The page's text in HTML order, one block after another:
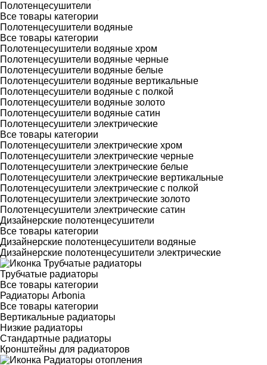
Полотенцесушители
Все товары категории
Полотенцесушители водяные
Все товары категории
Полотенцесушители водяные хром
Полотенцесушители водяные черные
Полотенцесушители водяные белые
Полотенцесушители водяные вертикальные
Полотенцесушители водяные с полкой
Полотенцесушители водяные золото
Полотенцесушители водяные сатин
Полотенцесушители электрические
Все товары категории
Полотенцесушители электрические хром
Полотенцесушители электрические черные
Полотенцесушители электрические белые
Полотенцесушители электрические вертикальные
Полотенцесушители электрические с полкой
Полотенцесушители электрические золото
Полотенцесушители электрические сатин
Дизайнерские полотенцесушители
Все товары категории
Дизайнерские полотенцесушители водяные
Дизайнерские полотенцесушители электрические
Трубчатые радиаторы
Все товары категории
Радиаторы Arbonia
Все товары категории
Вертикальные радиаторы
Низкие радиаторы
Стандартные радиаторы
Кронштейны для радиаторов